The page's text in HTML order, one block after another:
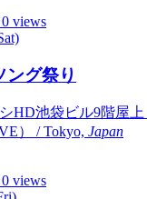
0 views
ング祭り
HD池袋ビル9階屋
） / Tokyo, Japan
0 views